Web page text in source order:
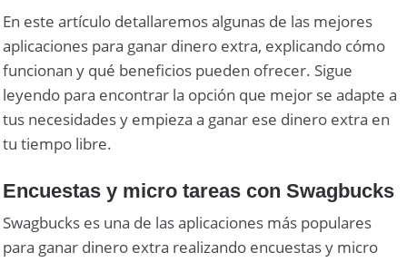
En este artículo detallaremos algunas de las mejores
aplicaciones para ganar dinero extra, explicando cómo
funcionan y qué beneficios pueden ofrecer. Sigue
leyendo para encontrar la opción que mejor se adapte a
tus necesidades y empieza a ganar ese dinero extra en
tu tiempo libre.
Encuestas y micro tareas con Swagbucks
Swagbucks es una de las aplicaciones más populares
para ganar dinero extra realizando encuestas y micro